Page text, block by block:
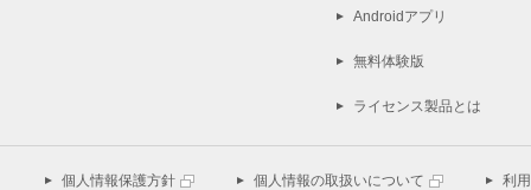
Androidアプリ
無料体験版
ライセンス製品とは
個人情報保護方針 個人情報の取扱いについて 利